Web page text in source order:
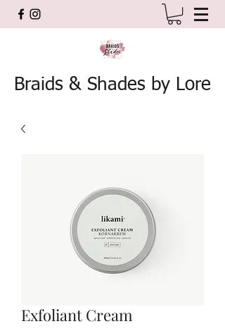
Braids & Shades by Lore
Exfoliant Cream